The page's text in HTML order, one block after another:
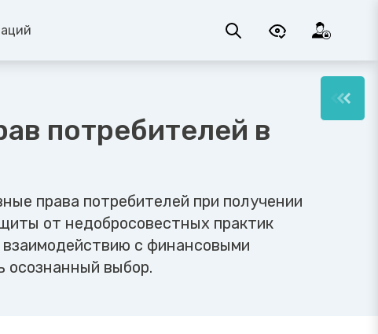
потребителей в
права потребителей при получении
от недобросовестных практик
с финансовыми
осознанный выбор.